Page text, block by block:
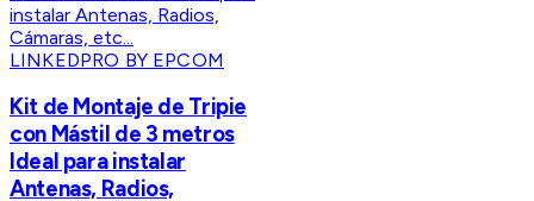
LINKEDPRO BY EPCOM
Kit de Montaje de Tripie
con Mástil de 3 metros
Ideal para instalar
Antenas, Radios,